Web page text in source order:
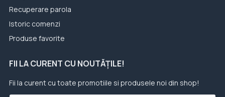
Recuperare parola
Istoric comenzi
Produse favorite
FII LA CURENT CU NOUTĂȚILE!
Fii la curent cu toate promotiile si produsele noi din shop!